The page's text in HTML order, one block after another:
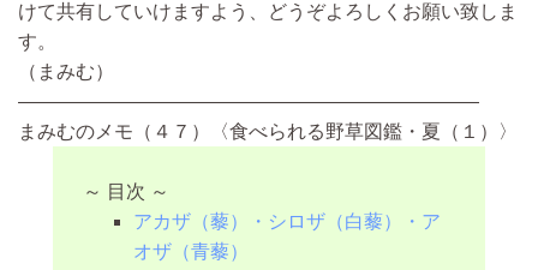
けて共有していけますよう、どうぞよろしくお願い致しま
す。
（まみむ）
————————————————————————
まみむのメモ（４７）〈食べられる野草図鑑・夏（１）〉
～ 目次 ～
アカザ（藜）・シロザ（白藜）・ア
オザ（青藜）